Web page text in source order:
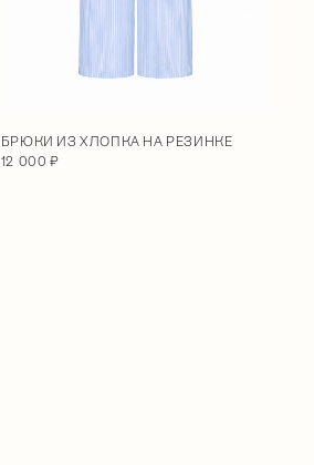
БРЮКИ ИЗ ХЛОПКА НА РЕЗИНКЕ
12 000 ₽